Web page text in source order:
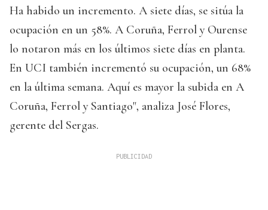
Ha habido un incremento. A siete días, se sitúa la
ocupación en un 58%. A Coruña, Ferrol y Ourense
lo notaron más en los últimos siete días en planta.
En UCI también incrementó su ocupación, un 68%
en la última semana. Aquí es mayor la subida en A
Coruña, Ferrol y Santiago", analiza José Flores,
gerente del Sergas.